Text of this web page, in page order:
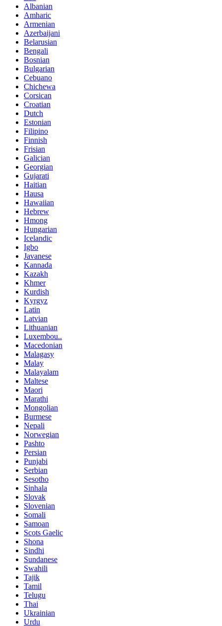
Albanian
Amharic
Armenian
Azerbaijani
Belarusian
Bengali
Bosnian
Bulgarian
Cebuano
Chichewa
Corsican
Croatian
Dutch
Estonian
Filipino
Finnish
Frisian
Galician
Georgian
Gujarati
Haitian
Hausa
Hawaiian
Hebrew
Hmong
Hungarian
Icelandic
Igbo
Javanese
Kannada
Kazakh
Khmer
Kurdish
Kyrgyz
Latin
Latvian
Lithuanian
Luxembou..
Macedonian
Malagasy
Malay
Malayalam
Maltese
Maori
Marathi
Mongolian
Burmese
Nepali
Norwegian
Pashto
Persian
Punjabi
Serbian
Sesotho
Sinhala
Slovak
Slovenian
Somali
Samoan
Scots Gaelic
Shona
Sindhi
Sundanese
Swahili
Tajik
Tamil
Telugu
Thai
Ukrainian
Urdu